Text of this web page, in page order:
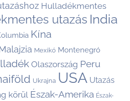
Hulladékmentes
utazás India
Kína
Mexikó Montenegró
Olaszország Peru
Ukrajna USA Utazás
körül Észak-Amerika Észak-